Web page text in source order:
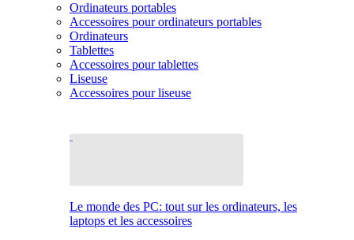
Ordinateurs portables
Accessoires pour ordinateurs portables
Ordinateurs
Tablettes
Accessoires pour tablettes
Liseuse
Accessoires pour liseuse
Le monde des PC: tout sur les ordinateurs, les
laptops et les accessoires